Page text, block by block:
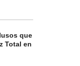
que
Total en